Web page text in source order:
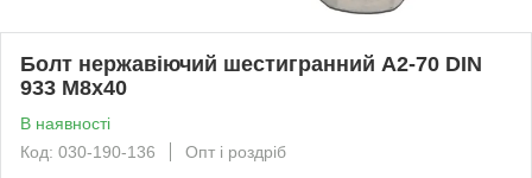
Болт нержавіючий шестигранний А2-70 DIN
933 М8х40
В наявності
Код: 030-190-136
Опт і роздріб